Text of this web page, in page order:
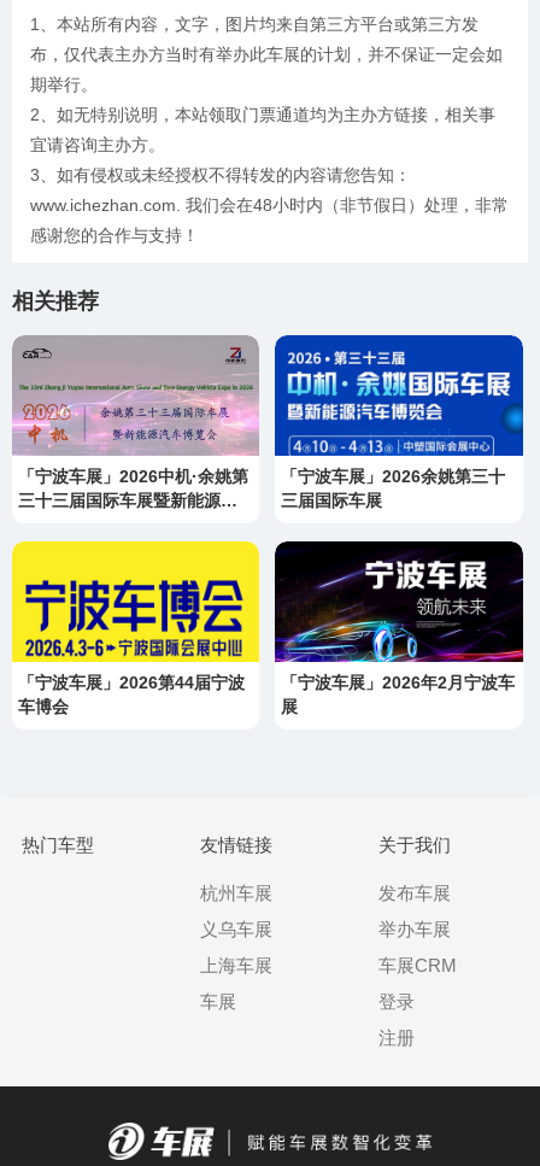
1、本站所有内容，文字，图片均来自第三方平台或第三方发
布，仅代表主办方当时有举办此车展的计划，并不保证一定会如
期举行。
2、如无特别说明，本站领取门票通道均为主办方链接，相关事
宜请咨询主办方。
3、如有侵权或未经授权不得转发的内容请您告知：
www.ichezhan.com. 我们会在48小时内（非节假日）处理，非常
感谢您的合作与支持！
相关推荐
「宁波车展」2026中机·余姚第
三十三届国际车展暨新能源汽
「宁波车展」2026余姚第三十
三届国际车展
「宁波车展」2026第44届宁波
车博会
「宁波车展」2026年2月宁波车
展
热门车型 友情链接
杭州车展
义乌车展
上海车展
车展
关于我们
发布车展
举办车展
车展CRM
登录
注册